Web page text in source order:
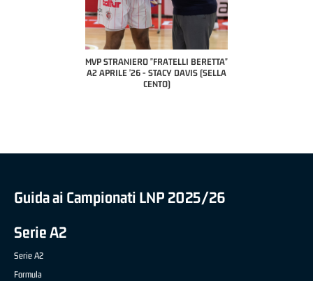
"FRATELLI BERETTA"
- STACY DAVIS (SELLA
MVP "FRATELLI BERETTA" SAMUEL
DILAS B NAZIONALE APRILE '26 -
MARCO RESTELLI (TAV TREVIGLIO
Guida ai Campionati LNP 2025/26
Serie A2
Serie A2
Formula